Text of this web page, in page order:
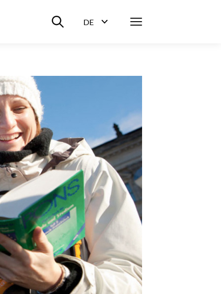
Suche ein-/ausblenden
DE
Menü